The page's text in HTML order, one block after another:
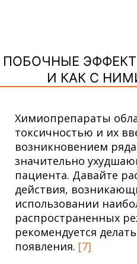
ПОБОЧНЫЕ
И КАК С
Химиопрепараты
токсичностью и их
возникновением
значительно
пациента. Давайте
действия,
использовании
распространенных
рекомендуется
появления. [7]